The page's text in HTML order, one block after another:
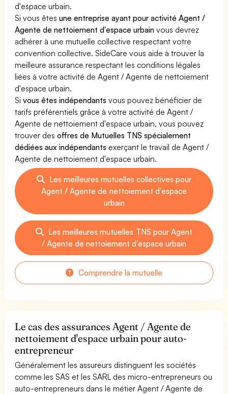
d'espace urbain.
Si vous êtesune entreprise ayant pour activité Agent /
Agente de nettoiement d'espace urbain vous devrez
adhérer à une mutuelle collective respectant votre
convention collective. SideCare vous aide à trouver la
meilleure assurance respectant les conditions légales
liées à votre activité de Agent / Agente de nettoiement
d'espace urbain.
Sivous êtes indépendants vous pouvez bénéficier de
tarifs préférentiels grâce à votre activité de Agent /
Agente de nettoiement d'espace urbain, vous pouvez
trouver desoffres de Mutuelles TNS spécialement
dédiées aux indépendants exerçant le travail de Agent /
Agente de nettoiement d'espace urbain.
Les meilleures mutuelles collectives pour
Agent / Agente de nettoiement d'espace
urbain
Les meilleures mutuelles TNS pour Agent
/ Agente de nettoiement d'espace urbain
Comprendre la mutuelle
Le cas des assurances Agent / Agente de
nettoiement d'espace urbain pour auto-
entrepreneur
Généralement les assureurs distinguent les sociétés
comme les SAS et les SARL des micro-entrepreneurs ou
auto-entrepreneurs dans le métier Agent / Agente de